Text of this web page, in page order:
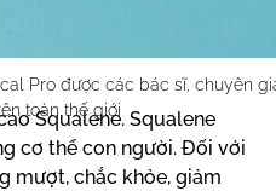
Pro được các bác sĩ, chuyên
toàn thế giới
Squalene. Squalene
cơ thể con người. Đối với
mượt, chắc khỏe, giảm